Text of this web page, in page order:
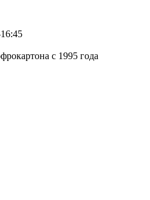
с 1995 года